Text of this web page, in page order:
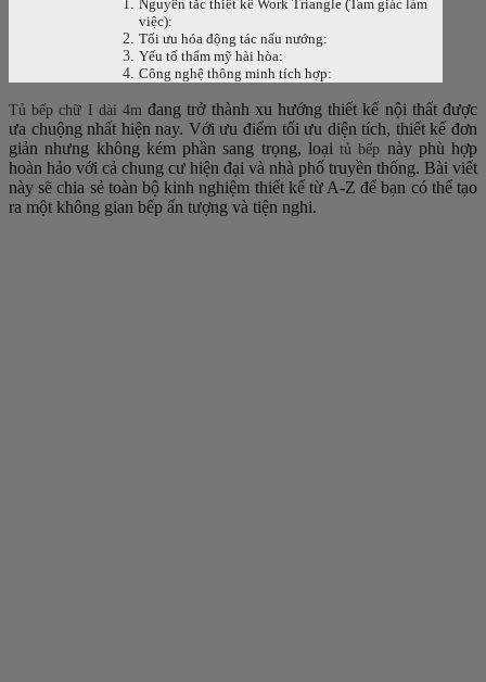
Nguyên tắc thiết kế Work Triangle (Tam giác làm
việc):
Tối ưu hóa động tác nấu nướng:
Yếu tố thẩm mỹ hài hòa:
Công nghệ thông minh tích hợp:
Tủ bếp chữ I dài 4m đang trở thành xu hướng thiết kế nội thất được
ưa chuộng nhất hiện nay. Với ưu điểm tối ưu diện tích, thiết kế đơn
giản nhưng không kém phần sang trọng, loại tủ bếp này phù hợp
hoàn hảo với cả chung cư hiện đại và nhà phố truyền thống. Bài viết
này sẽ chia sẻ toàn bộ kinh nghiệm thiết kế từ A-Z để bạn có thể tạo
ra một không gian bếp ấn tượng và tiện nghi.